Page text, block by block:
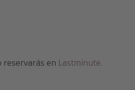
reservarás en Lastminute.